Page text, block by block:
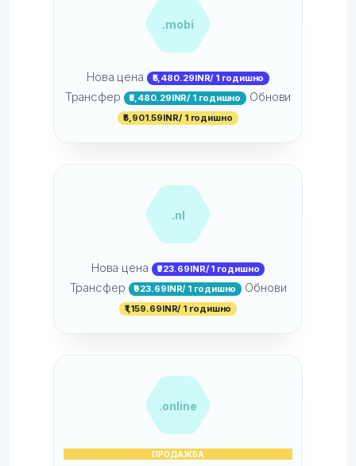
.mobi
Нова цена ₹5,480.29INR/ 1 годишно
Трансфер ₹5,480.29INR/ 1 годишно Обнови
₹5,901.59INR/ 1 годишно
.nl
Нова цена ₹923.69INR/ 1 годишно
Трансфер ₹923.69INR/ 1 годишно Обнови
₹1,159.69INR/ 1 годишно
.online
ПРОДАЖБА